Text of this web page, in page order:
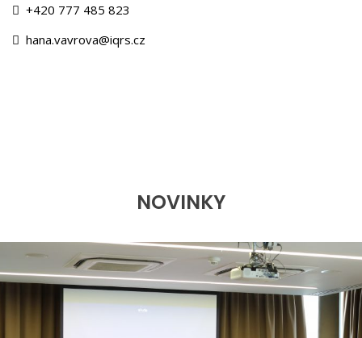
+420 777 485 823
hana.vavrova@iqrs.cz
NOVINKY